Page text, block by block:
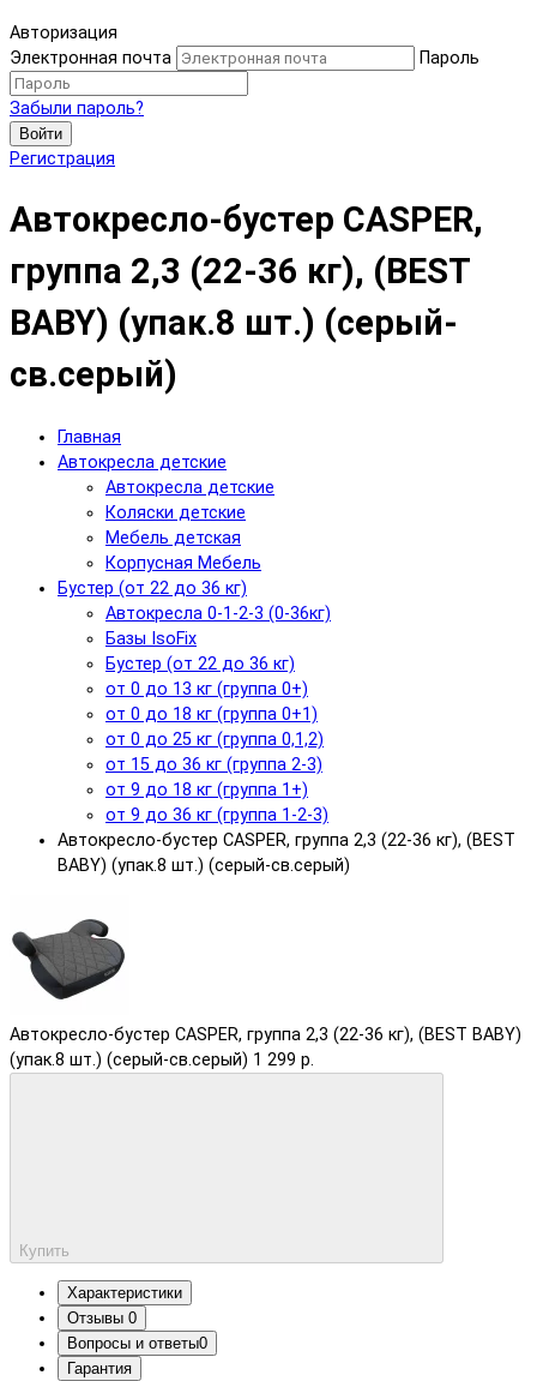
Авторизация
Электронная почта
Пароль
Забыли пароль?
Войти
Регистрация
Автокресло-бустер CASPER,
группа 2,3 (22-36 кг), (BEST
BABY) (упак.8 шт.) (серый-
св.серый)
Главная
Автокресла детские
Автокресла детские
Коляски детские
Мебель детская
Корпусная Мебель
Бустер (от 22 до 36 кг)
Автокресла 0-1-2-3 (0-36кг)
Базы IsoFix
Бустер (от 22 до 36 кг)
от 0 до 13 кг (группа 0+)
от 0 до 18 кг (группа 0+1)
от 0 до 25 кг (группа 0,1,2)
от 15 до 36 кг (группа 2-3)
от 9 до 18 кг (группа 1+)
от 9 до 36 кг (группа 1-2-3)
Автокресло-бустер CASPER, группа 2,3 (22-36 кг), (BEST
BABY) (упак.8 шт.) (серый-св.серый)
Автокресло-бустер CASPER, группа 2,3 (22-36 кг), (BEST BABY)
(упак.8 шт.) (серый-св.серый) 1 299 р.
Купить
Характеристики
Отзывы 0
Вопросы и ответы0
Гарантия